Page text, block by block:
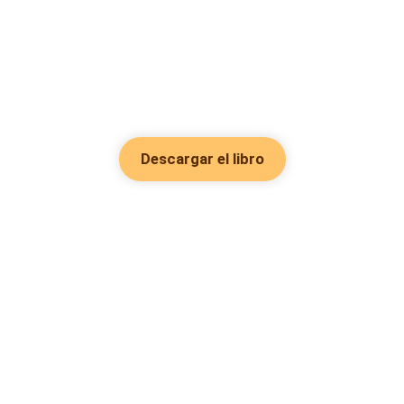
Descargar el libro